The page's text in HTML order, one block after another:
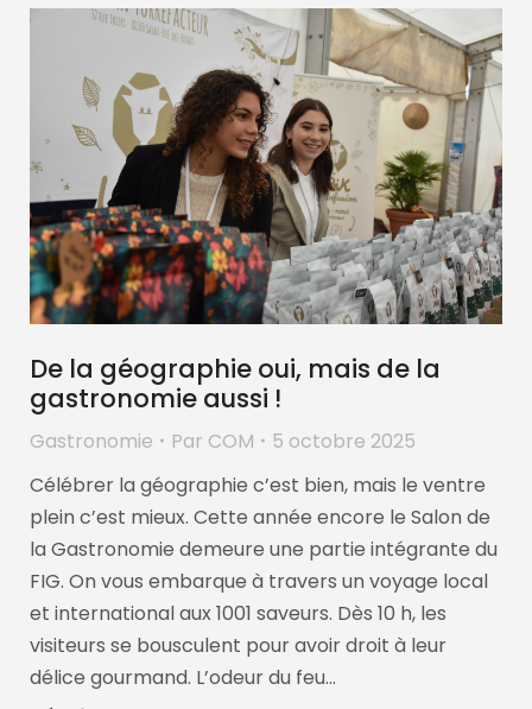
De la géographie oui, mais de la
gastronomie aussi !
Gastronomie Par COM
5 octobre 2025
Célébrer la géographie c’est bien, mais le ventre
plein c’est mieux. Cette année encore le Salon de
la Gastronomie demeure une partie intégrante du
FIG. On vous embarque à travers un voyage local
et international aux 1001 saveurs. Dès 10 h, les
visiteurs se bousculent pour avoir droit à leur
délice gourmand. L’odeur du feu…